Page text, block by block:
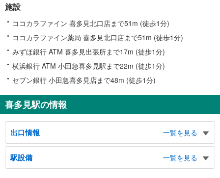
施設
ココカラファイン 喜多見北口店まで51m (徒歩1分)
ココカラファイン薬局 喜多見北口店まで51m (徒歩1分)
みずほ銀行 ATM 喜多見出張所まで17m (徒歩1分)
横浜銀行 ATM 小田急喜多見駅まで22m (徒歩1分)
セブン銀行 小田急喜多見店まで48m (徒歩1分)
喜多見駅の情報
出口情報
一覧を見る
北口
喜多見９丁目、東野川１～４丁目、岩戸北１～２丁目、バスのりば方面
南口
駅設備
一覧を見る